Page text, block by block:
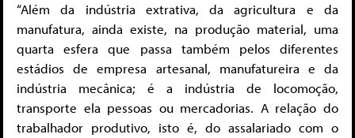
“Além da indústria extrativa, da agricultura e da
manufatura, ainda existe, na produção material, uma
quarta esfera que passa também pelos diferentes
estádios de empresa artesanal, manufatureira e da
indústria mecânica; é a indústria de locomoção,
transporte ela pessoas ou mercadorias. A relação do
trabalhador produtivo, isto é, do assalariado com o